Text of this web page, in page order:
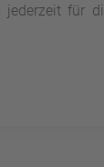
jederzeit für